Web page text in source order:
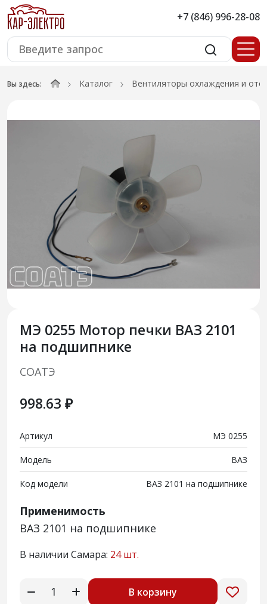
+7 (846) 996-28-08
Вы здесь: Каталог Вентиляторы охлаждения и
МЭ 0255 Мотор печки ВАЗ 2101
на подшипнике
СОАТЭ
998.63 ₽
Артикул МЭ 0255
Модель ВАЗ
Код модели ВАЗ 2101 на подшипнике
Применимость
ВАЗ 2101 на подшипнике
В наличии Самара: 24 шт.
В корзину